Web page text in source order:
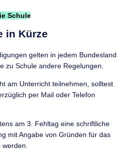
Schule
in Kürze
gelten in jedem Bundesland
zu Schule andere Regelungen.
am Unterricht teilnehmen, solltest
per Mail oder Telefon
am 3. Fehltag eine schriftliche
mit Angabe von Gründen für das
werden.